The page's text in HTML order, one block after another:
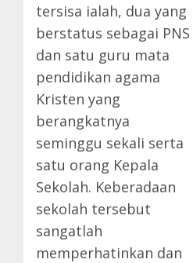
tersisa ialah, dua yang
berstatus sebagai PNS
dan satu guru mata
pendidikan agama
Kristen yang
berangkatnya
seminggu sekali serta
satu orang Kepala
Sekolah. Keberadaan
sekolah tersebut
sangatlah
memperhatinkan dan